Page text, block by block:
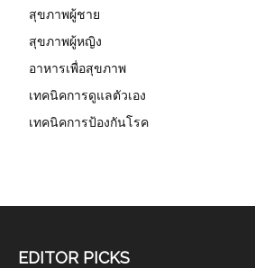
สุขภาพผู้ชาย
สุขภาพผู้หญิง
อาหารเพื่อสุขภาพ
เทคนิคการดูแลตัวเอง
เทคนิคการป้องกันโรค
EDITOR PICKS